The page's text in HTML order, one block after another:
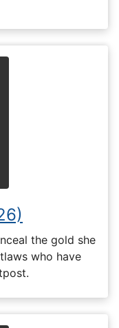
the gold she
who have